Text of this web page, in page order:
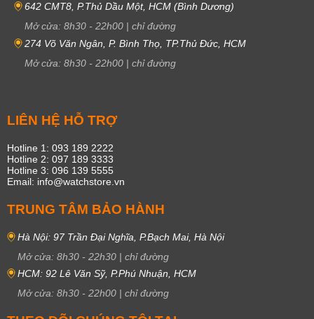
642 CMT8, P.Thủ Dầu Một, HCM (Bình Dương)
Mở cửa: 8h30 - 22h00 | chỉ đường
274 Võ Văn Ngân, P. Bình Thọ, TP.Thủ Đức, HCM
Mở cửa: 8h30 - 22h00 | chỉ đường
LIÊN HỆ HỖ TRỢ
Hotline 1: 093 189 2222
Hotline 2: 097 189 3333
Hotline 3: 096 139 5555
Email: info@watchstore.vn
TRUNG TÂM BẢO HÀNH
Hà Nội: 97 Trần Đại Nghĩa, P.Bạch Mai, Hà Nội
Mở cửa: 8h30 - 22h30 | chỉ đường
HCM: 92 Lê Văn Sỹ, P.Phú Nhuận, HCM
Mở cửa: 8h30 - 22h00 | chỉ đường